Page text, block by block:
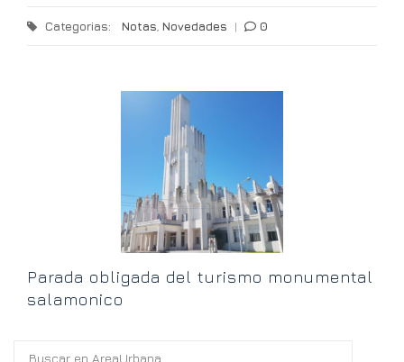
Categorias: Notas Novedades | 0
Parada obligada del turismo monumental
salamonico